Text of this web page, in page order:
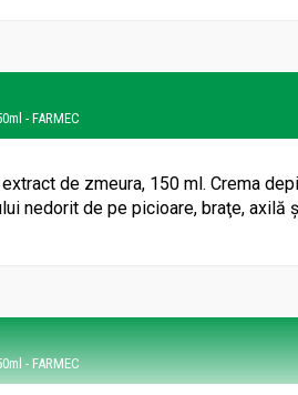
- FARMEC
de zmeura, 150 ml. Crema
nedorit de pe picioare, braţe, axilă
- FARMEC